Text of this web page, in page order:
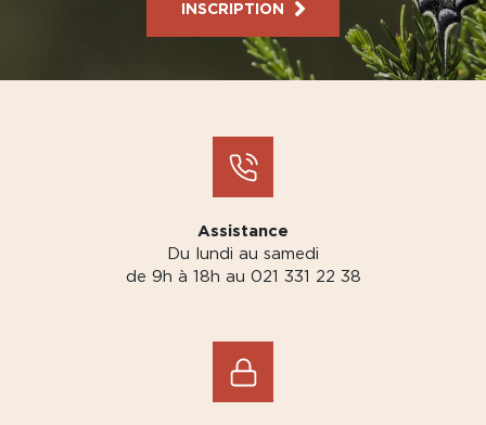
INSCRIPTION
Assistance
Du lundi au samedi
de 9h à 18h au 021 331 22 38